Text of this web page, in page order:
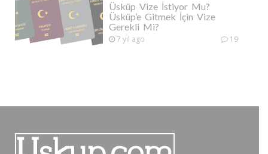
Üsküp Vize İstiyor Mu?
Üsküp’e Gitmek İçin Vize
Gerekli Mi?
7 yıl ago 19